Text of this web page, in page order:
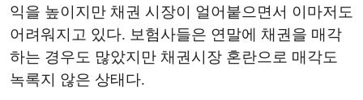
익을 높이지만 채권 시장이 얼어붙으면서 이마저도
어려워지고 있다. 보험사들은 연말에 채권을 매각
하는 경우도 많았지만 채권시장 혼란으로 매각도
녹록지 않은 상태다.